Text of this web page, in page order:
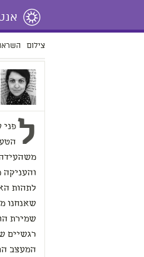
צילום
ל
והעניקה
לתהות
שאנחנו
שמירת
רגשיים
המעצב